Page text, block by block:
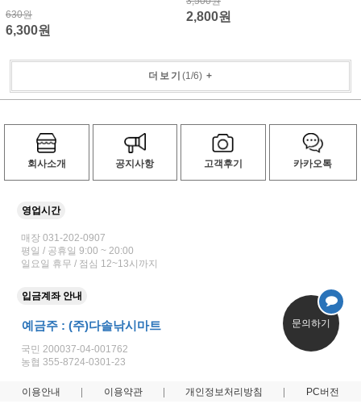
630원
6,300원
2,800원
더보기 (1/6)+
회사소개 공지사항 고객후기 카카오톡
영업시간
매장 031-202-0907
평일 / 공휴일 9:00 ~ 20:00
일요일 휴무 / 점심 12~13시까지
입금계좌 안내
예금주 : (주)다솔낚시마트
국민 200037-04-001762
농협 355-8724-0301-23
문의하기
이용안내 이용약관 개인정보처리방침 PC버전